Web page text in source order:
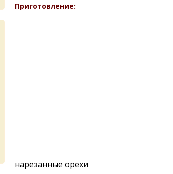
Приготовление:
нарезанные орехи